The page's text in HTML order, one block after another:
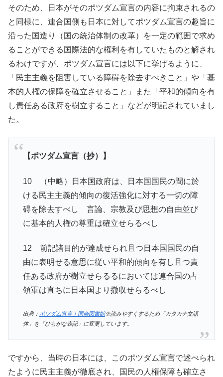
そのため、日本がそのポツダム宣言の内容に拘束されるの
と同様に、連合国側も日本に対してポツダム宣言の趣旨に
沿った国造り（国の統治体制の改革）を一定の範囲で求め
ることができる国際法的な権利を有していたものと解され
るわけですが、ポツダム宣言には以下に挙げるように、
「民主主義を阻害している障碍を除去すべきこと」や「基
本的人権の保障を確立させること」また「平和的傾向を有
し責任ある政府を樹立すること」などが明記されていまし
た。
【ポツダム宣言（抄）】
10 （中略）日本国政府は、日本国国民の間に於
ける民主主義的傾向の復活強化に対する一切の障
碍を除去すべし 言論、宗教及び思想の自由並び
に基本的人権の尊重は確立せらるべし
12 前記諸目的が達成せられ且つ日本国国民の自
由に表明せる意思に従い平和的傾向を有し且つ責
任ある政府が樹立せらるるにおいては連合国の占
領軍は直ちに日本国より撤収せらるべし
出典： ポツダム宣言｜国会図書館※読みやすくするため「カタカナ文語
体」を「ひらがな表記」に変更しています。
ですから、当時の日本には、このポツダム宣言で述べられ
たように民主主義が徹底され、国民の人権保障も確立さ